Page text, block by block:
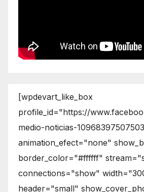
[wpdevart_like_box
profile_id="https://
medio-noticias-
animation_efect="none"
border_color="#ffffff"
connections="show"
header="small"